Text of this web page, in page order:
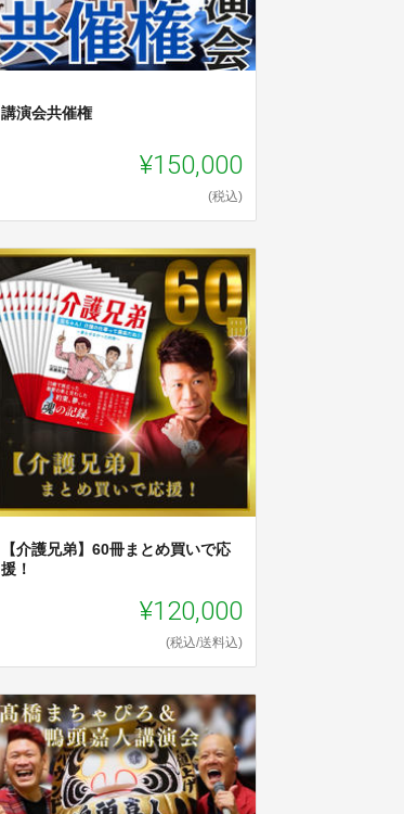
講演会共催権
¥150,000
(税込)
【介護兄弟】60冊まとめ買いで応
援！
¥120,000
(税込/送料込)